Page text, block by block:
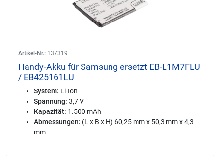
Artikel-Nr.: 137319
Handy-Akku für Samsung ersetzt EB-L1M7FLU
/ EB425161LU
System: Li-Ion
Spannung: 3,7 V
Kapazität: 1.500 mAh
Abmessungen: (L x B x H) 60,25 mm x 50,3 mm x 4,3
mm